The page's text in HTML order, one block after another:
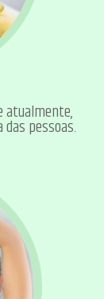
atualmente,
pessoas.